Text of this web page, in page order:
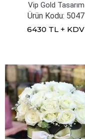
Vip Gold Tasarım
Ürün Kodu: 5047
6430 TL + KDV